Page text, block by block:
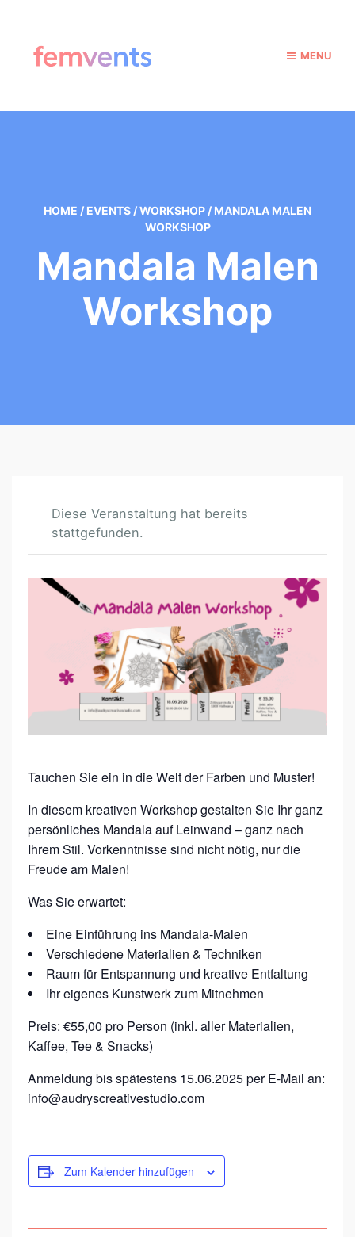
MENU
HOME / EVENTS /WORKSHOP / MANDALA MALEN
WORKSHOP
Mandala Malen
Workshop
Diese Veranstaltung hat bereits
stattgefunden.
M
L
A
A
L
E
N
W
O
K
S
H
O
P
Tauchen Sie ein in die Welt der Farben und Muster!
In diesem kreativen Workshop gestalten Sie Ihr ganz
persönliches Mandala auf Leinwand – ganz nach
Ihrem Stil. Vorkenntnisse sind nicht nötig, nur die
Freude am Malen!
Was Sie erwartet:
Eine Einführung ins Mandala-Malen
Verschiedene Materialien & Techniken
Raum für Entspannung und kreative Entfaltung
Ihr eigenes Kunstwerk zum Mitnehmen
Preis: €55,00 pro Person (inkl. aller Materialien,
Kaffee, Tee & Snacks)
Anmeldung bis spätestens 15.06.2025 per E-Mail an:
info@audryscreativestudio.com
Zum Kalender hinzufügen